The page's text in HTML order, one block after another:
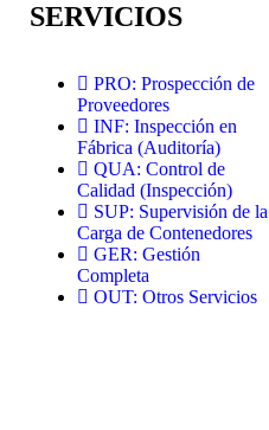
SERVICIOS
PRO: Prospección de
Proveedores
INF: Inspección en
Fábrica (Auditoría)
QUA: Control de
Calidad (Inspección)
SUP: Supervisión de la
Carga de Contenedores
GER: Gestión
Completa
OUT: Otros Servicios